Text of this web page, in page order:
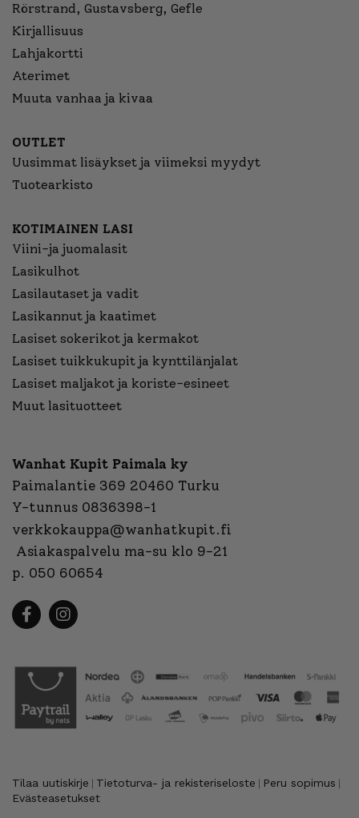
Rörstrand, Gustavsberg, Gefle
Kirjallisuus
Lahjakortti
Aterimet
Muuta vanhaa ja kivaa
OUTLET
Uusimmat lisäykset ja viimeksi myydyt
Tuotearkisto
KOTIMAINEN LASI
Viini-ja juomalasit
Lasikulhot
Lasilautaset ja vadit
Lasikannut ja kaatimet
Lasiset sokerikot ja kermakot
Lasiset tuikkukupit ja kynttilänjalat
Lasiset maljakot ja koriste-esineet
Muut lasituotteet
Wanhat Kupit Paimala ky
Paimalantie 369 20460 Turku
Y-tunnus 0836398-1
verkkokauppa@wanhatkupit.fi
Asiakaspalvelu ma-su klo 9-21
p. 050 60654
Tilaa uutiskirje Tietoturva- ja rekisteriseloste Peru sopimus
Evästeasetukset